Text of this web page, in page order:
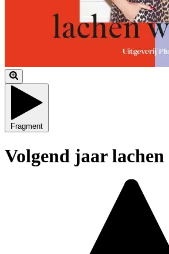
Fragment
Volgend jaar lachen